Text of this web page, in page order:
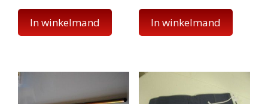
In winkelmand In winkelmand